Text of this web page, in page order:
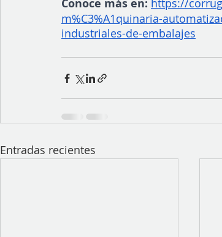
Conoce más en: https://
m%C3%A1quinaria-
industriales-de-embalajes
Entradas recientes